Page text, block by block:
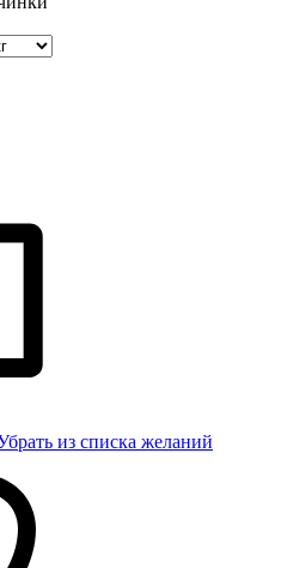
из списка желаний